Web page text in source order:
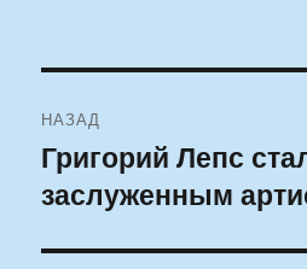
по
записям
НАЗАД
Предыдущая
запись:
Григорий Лепс
заслуженным